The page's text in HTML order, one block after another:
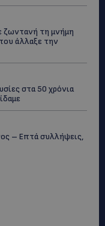
ζωντανή τη μνήμη
άλλαξε την
στα 50 χρόνια
– Επτά συλλήψεις,